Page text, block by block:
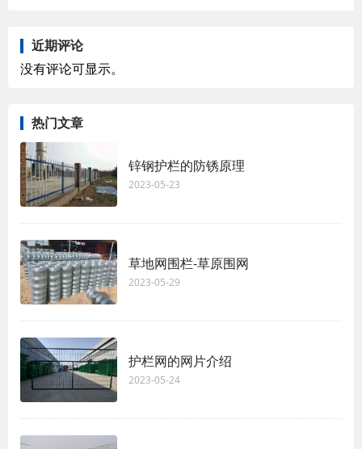
近期评论
没有评论可显示。
热门文章
锌钢护栏的防锈原理
2023-05-23
草地网围栏-草原围网
2023-05-29
护栏网的网片介绍
2023-05-24